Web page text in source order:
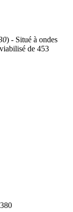
) - Situé à ondes
de 453